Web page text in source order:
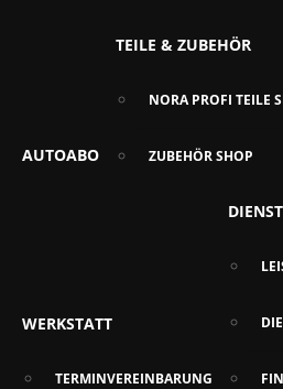
AUTOABO
TEILE & ZUBEHÖR
NORA PROFI TEILE
ZUBEHÖR SHOP
WERKSTATT
TERMINVEREINBARUNG